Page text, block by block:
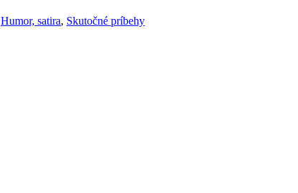
Humor, satira, Skutočné príbehy